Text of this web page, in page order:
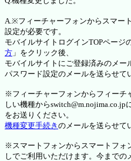
A.※フィーチャーフォンからスマー
設定が必要です。
モバイルサイトログインTOPページ
方 」をクリック後、
モバイルサイトにご登録済みのメー
パスワード設定のメールを送らせて
※フィーチャーフォンからフィーチ
しい機種から
をお送りください。
機種変更手続き のメールを送らせて
※スマートフォンからスマートフォ
しでご利用いただけます。今まで